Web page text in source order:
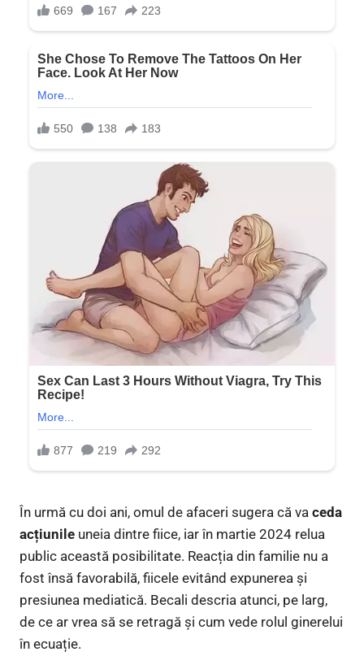
În urmă cu doi ani, omul de afaceri sugera că va ceda
acțiunile uneia dintre fiice, iar în martie 2024 relua
public această posibilitate. Reacția din familie nu a
fost însă favorabilă, fiicele evitând expunerea și
presiunea mediatică. Becali descria atunci, pe larg,
de ce ar vrea să se retragă și cum vede rolul ginerelui
în ecuație.